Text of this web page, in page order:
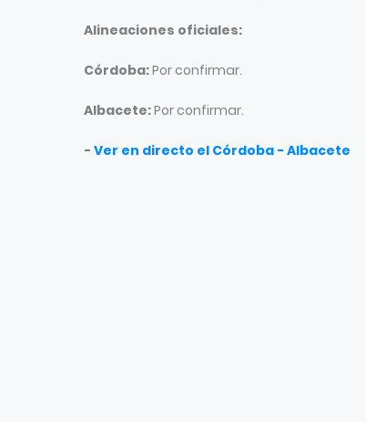
Alineaciones oficiales:
Córdoba:Por confirmar.
Albacete:Por confirmar.
- Ver en directo el Córdoba - Albacete